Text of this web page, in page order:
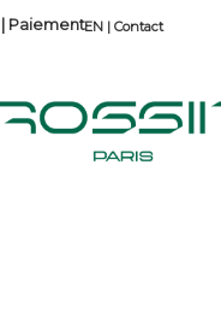
Contact
| Paiement